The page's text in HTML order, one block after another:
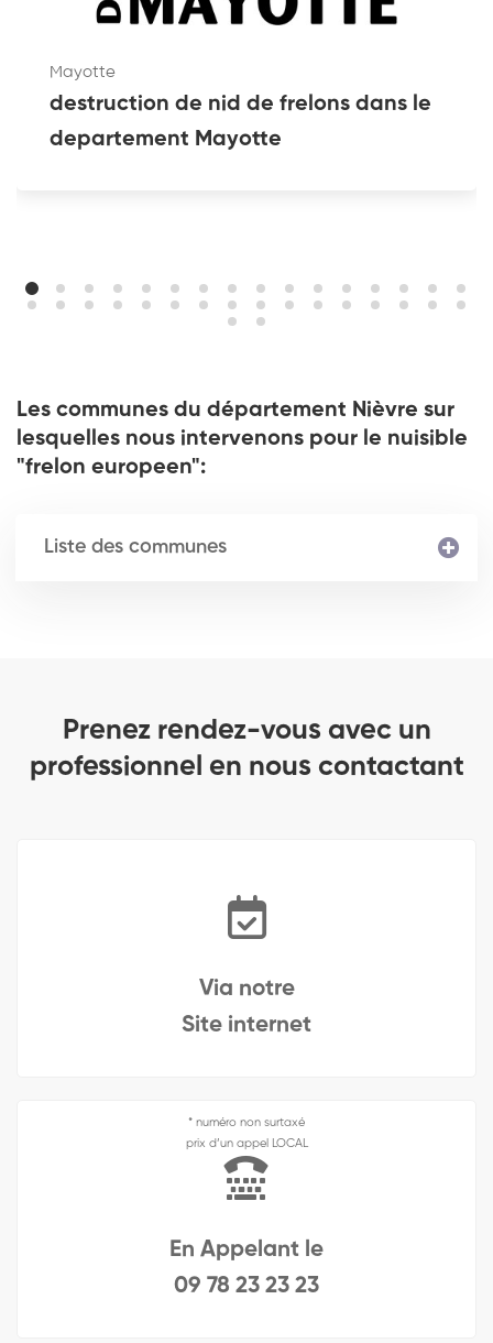
Mayotte
destruction de nid de frelons dans le
departement Mayotte
Les communes du département Nièvre sur
lesquelles nous intervenons pour le nuisible
"frelon europeen":
Liste des communes
Prenez rendez-vous avec un
professionnel en nous contactant
Via notre
Site internet
* numéro non surtaxé
prix d’un appel LOCAL
En Appelant le
09 78 23 23 23